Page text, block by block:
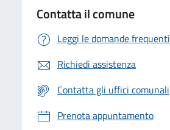
Contatta il comune
Leggi le domande frequenti
Richiedi assistenza
Contatta gli uffici comunali
Prenota appuntamento